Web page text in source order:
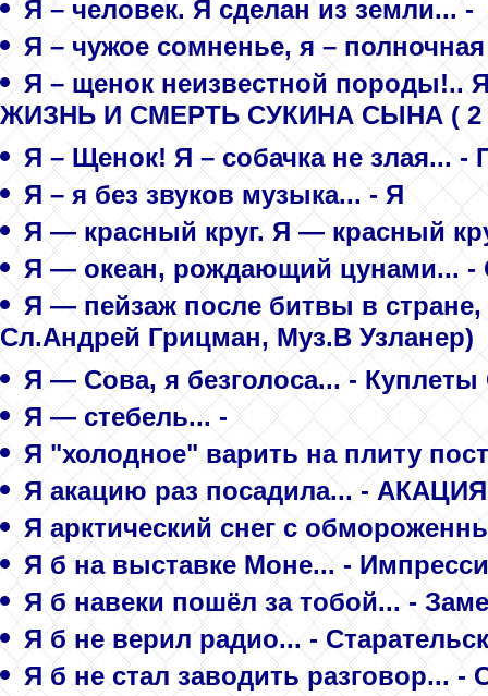
Я – человек. Я сделан из земли... -
Я – чужое сомненье, я –
Я – щенок неизвестной породы!..
ЖИЗНЬ И СМЕРТЬ СУКИНА СЫНА ( 2
Я – Щенок! Я – собачка не злая... -
Я – я без звуков музыка... - Я
Я — красный круг. Я — красный
Я — океан, рождающий цунами... -
Я — пейзаж после битвы в стране,
Сл.Андрей Грицман, Муз.В Узланер)
Я — Сова, я безголоса... -
Я — стебель... -
Я "холодное" варить на плиту
Я акацию раз посадила... - АКАЦИЯ
Я арктический снег с
Я б на выставке Моне... -
Я б навеки пошёл за тобой... -
Я б не верил радио... -
Я б не стал заводить разговор... -